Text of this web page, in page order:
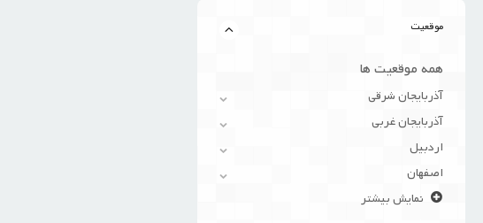
موقعیت
همه موقعیت ها
آذربایجان شرقی
آذربایجان غربی
اردبیل
اصفهان
نمایش بیشتر